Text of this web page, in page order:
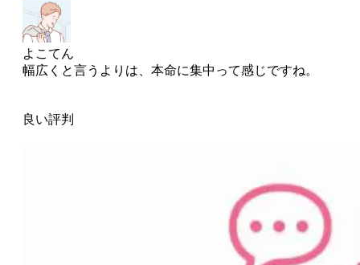
よこてん
幅広くと言うよりは、本命に集中って感じですね。
良い評判